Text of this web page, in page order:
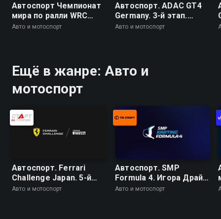
Автоспорт Чемпионат
мира по ралли WRC
2026. 10 этап. Ралли
Химос - Йямся 2
Авто и мотоспорт
Автоспорт. ADAC GT4
Germany. 3-й этап.
Ошерслебен. Гонка 1
Авто и мотоспорт
Ещё в жанре: Авто и
мотоспорт
Автоспорт. Ferrari
Challenge Japan. 5-й
этап. Сузука. Coppa
Авто и мотоспорт
Автоспорт. SMP
Formula 4. Игора Драйв.
Гонка 2
Авто и мотоспорт